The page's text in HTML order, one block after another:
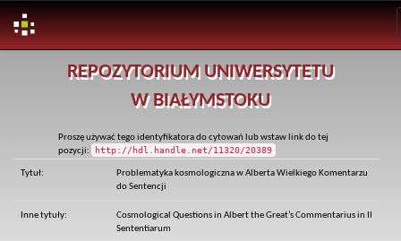
REPOZYTORIUM UNIWERSYTETU
W BIAŁYMSTOKU
Proszę używać tego identyfikatora do cytowań lub wstaw link do tej
pozycji:
http://hdl.handle.net/11320/20389
Tytuł:
Problematyka kosmologiczna w Alberta Wielkiego Komentarzu
do Sentencji
Inne tytuły:
Cosmological Questions in Albert the Great’s Commentarius in II
Sententiarum